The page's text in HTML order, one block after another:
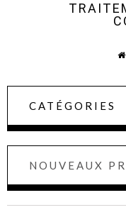
CATÉGORIES
NOUVEAUX